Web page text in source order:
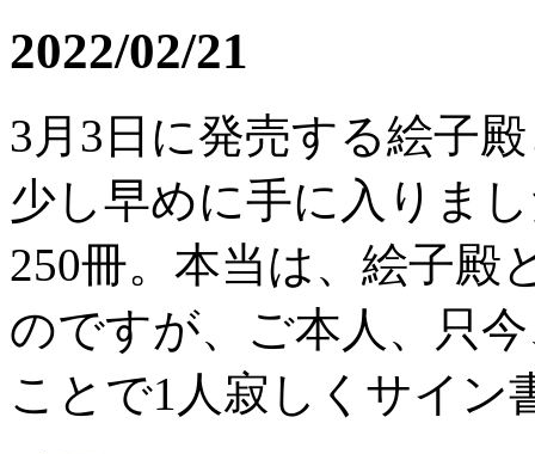
2022/02/21
3月3日に発売する絵子
少し早めに手に入りま
250冊。本当は、絵子殿
のですが、ご本人、只
ことで1人寂しくサイン